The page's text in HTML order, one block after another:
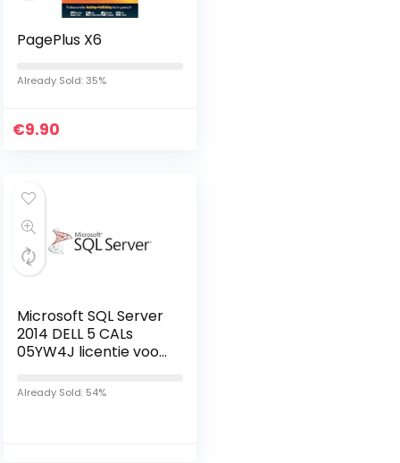
PagePlus X6
Already Sold: 35%
€9.90
Microsoft SQL Server
2014 DELL 5 CALs
05YW4J licentie voor
Already Sold: 54%